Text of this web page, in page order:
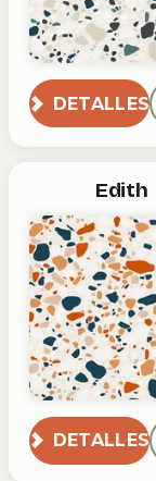
DETALLES
Edith
DETALLES